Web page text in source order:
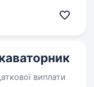
виплати